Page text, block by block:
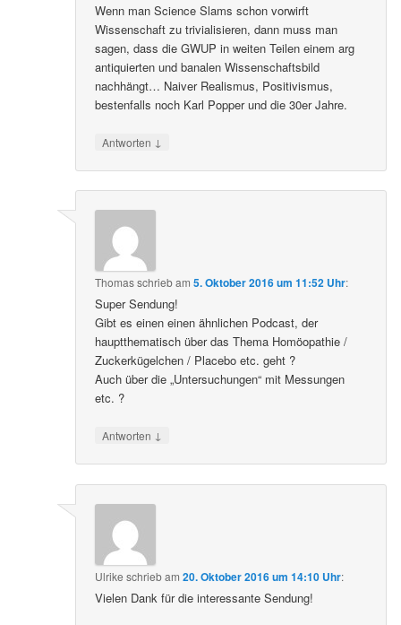
Wenn man Science Slams schon vorwirft
Wissenschaft zu trivialisieren, dann muss man
sagen, dass die GWUP in weiten Teilen einem arg
antiquierten und banalen Wissenschaftsbild
nachhängt… Naiver Realismus, Positivismus,
bestenfalls noch Karl Popper und die 30er Jahre.
Antworten ↓
Thomasschriebam5. Oktober 2016 um 11:52 Uhr:
Super Sendung!
Gibt es einen einen ähnlichen Podcast, der
hauptthematisch über das Thema Homöopathie /
Zuckerkügelchen / Placebo etc. geht ?
Auch über die „Untersuchungen“ mit Messungen
etc. ?
Antworten ↓
Ulrike schriebam20. Oktober 2016 um 14:10 Uhr:
Vielen Dank für die interessante Sendung!